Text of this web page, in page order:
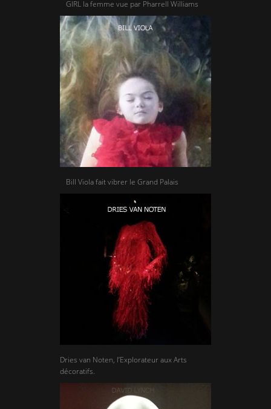
GIRL la femme vue par Pharrell Williams
Bill Viola fait vibrer le Grand Palais
Dries van Noten, l’Explorateur aux Arts
décoratifs.